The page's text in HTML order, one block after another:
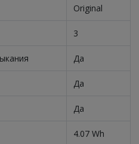
Original
3
Да
Да
Да
4.07 Wh